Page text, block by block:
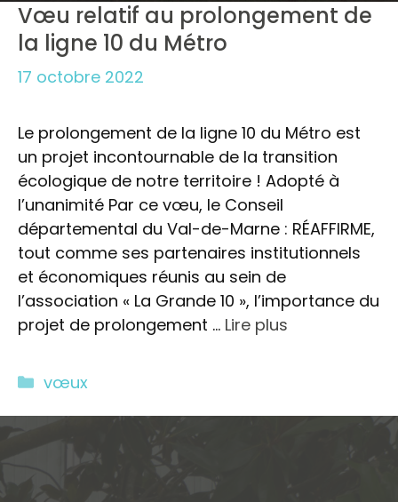
Vœu relatif au prolongement de
la ligne 10 du Métro
17 octobre 2022
Le prolongement de la ligne 10 du Métro est
un projet incontournable de la transition
écologique de notre territoire ! Adopté à
l’unanimité Par ce vœu, le Conseil
départemental du Val-de-Marne : RÉAFFIRME,
tout comme ses partenaires institutionnels
et économiques réunis au sein de
l’association « La Grande 10 », l’importance du
projet de prolongement … Lire plus
Catégories
vœux